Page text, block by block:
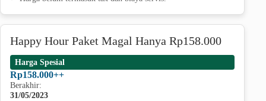
Happy Hour Paket Magal Hanya Rp158.000
Harga Spesial
Rp158.000++
Berakhir:
31/05/2023